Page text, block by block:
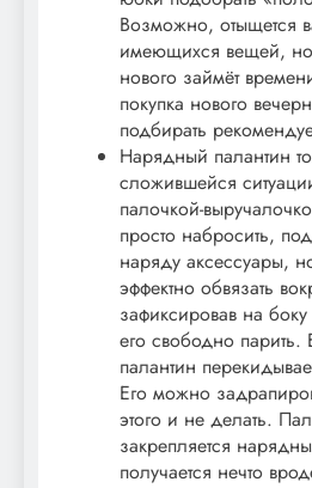
Возможно, отыщется
имеющихся вещей, но
нового займёт
покупка нового
подбирать
Нарядный палантин
сложившейся
палочкой-
просто набросить,
наряду аксессуары,
эффектно обвязать
зафиксировав на
его свободно парить.
палантин
Его можно
этого и не делать.
закрепляется
получается нечто